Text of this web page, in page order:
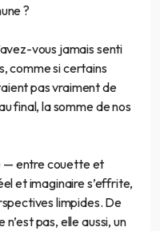
?
vous jamais senti
comme si certains
pas vraiment de
final, la somme de nos
— entre couette et
et imaginaire s’effrite,
limpides. De
pas, elle aussi, un